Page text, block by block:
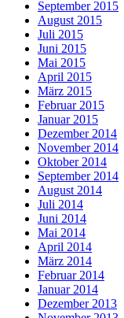
September 2015
August 2015
Juli 2015
Juni 2015
Mai 2015
April 2015
März 2015
Februar 2015
Januar 2015
Dezember 2014
November 2014
Oktober 2014
September 2014
August 2014
Juli 2014
Juni 2014
Mai 2014
April 2014
März 2014
Februar 2014
Januar 2014
Dezember 2013